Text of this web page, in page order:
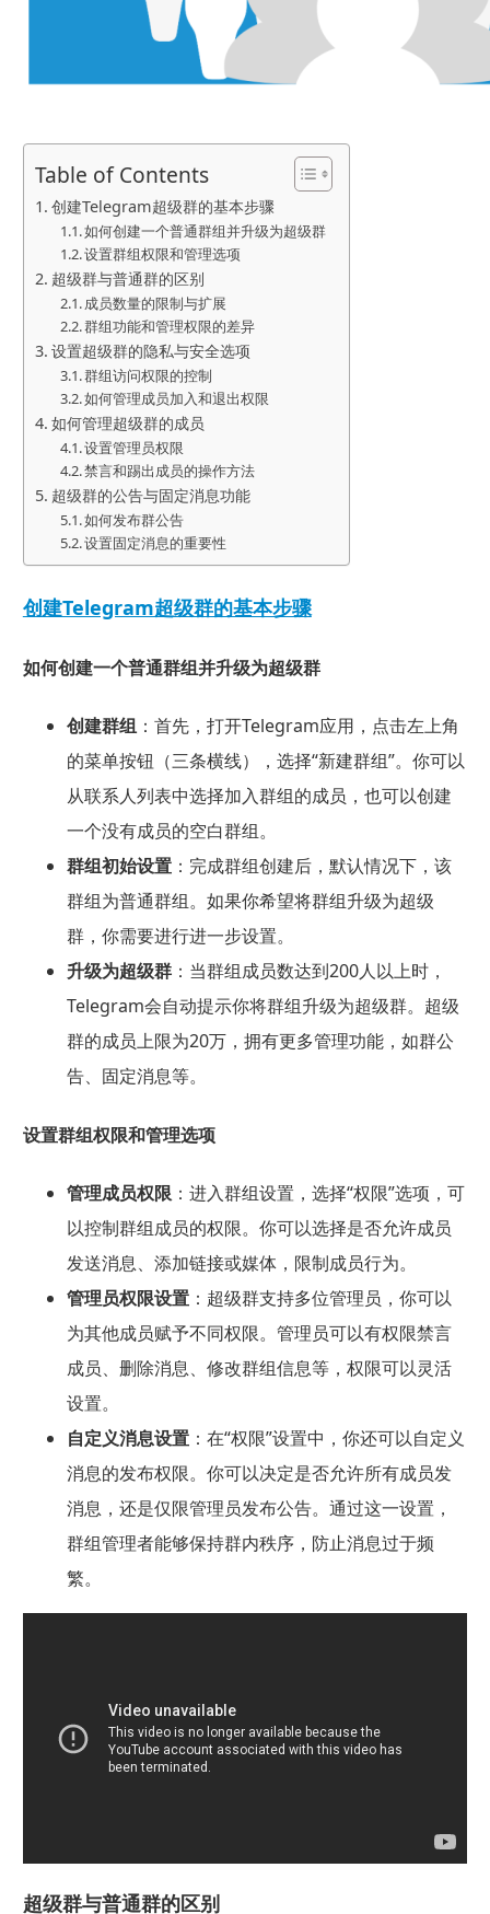
Table of Contents
创建Telegram超级群的基本步骤
如何创建一个普通群组并升级为超级群
设置群组权限和管理选项
超级群与普通群的区别
成员数量的限制与扩展
群组功能和管理权限的差异
设置超级群的隐私与安全选项
群组访问权限的控制
如何管理成员加入和退出权限
如何管理超级群的成员
设置管理员权限
禁言和踢出成员的操作方法
超级群的公告与固定消息功能
如何发布群公告
设置固定消息的重要性
创建Telegram超级群的基本步骤
如何创建一个普通群组并升级为超级群
创建群组：首先，打开Telegram应用，点击左上角
的菜单按钮（三条横线），选择“新建群组”。你可以
从联系人列表中选择加入群组的成员，也可以创建
一个没有成员的空白群组。
群组初始设置：完成群组创建后，默认情况下，该
群组为普通群组。如果你希望将群组升级为超级
群，你需要进行进一步设置。
升级为超级群：当群组成员数达到200人以上时，
Telegram会自动提示你将群组升级为超级群。超级
群的成员上限为20万，拥有更多管理功能，如群公
告、固定消息等。
设置群组权限和管理选项
管理成员权限：进入群组设置，选择“权限”选项，可
以控制群组成员的权限。你可以选择是否允许成员
发送消息、添加链接或媒体，限制成员行为。
管理员权限设置：超级群支持多位管理员，你可以
为其他成员赋予不同权限。管理员可以有权限禁言
成员、删除消息、修改群组信息等，权限可以灵活
设置。
自定义消息设置：在“权限”设置中，你还可以自定义
消息的发布权限。你可以决定是否允许所有成员发
消息，还是仅限管理员发布公告。通过这一设置，
群组管理者能够保持群内秩序，防止消息过于频
繁。
超级群与普通群的区别